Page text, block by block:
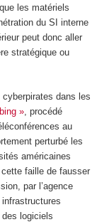
les matériels
du SI interne
peut donc aller
stratégique ou
dans les
», procédé
au
perturbé les
américaines
faille de fausser
par l’agence
logiciels